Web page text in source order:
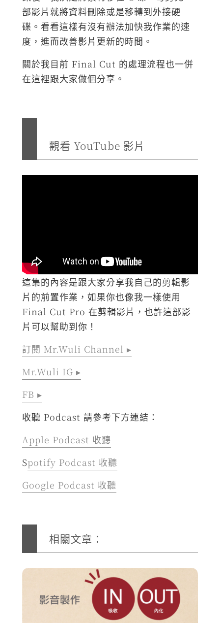
部影片就將資料刪除或是移轉到外接硬
碟。看看這樣有沒有辦法加快我作業的速
度，進而改善影片更新的時間。
關於我目前 Final Cut 的處理流程也一併
在這裡跟大家做個分享。
觀看 YouTube 影片
這集的內容是跟大家分享我自己的剪輯影
片的前置作業，如果你也像我一樣使用
Final Cut Pro 在剪輯影片，也許這部影
片可以幫助到你！
訂閱 Mr.Wuli Channel ▸
Mr.Wuli IG ▸
FB ▸
收聽 Podcast 請參考下方連結：
Apple Podcast 收聽
Spotify Podcast 收聽
Google Podcast 收聽
相關文章：